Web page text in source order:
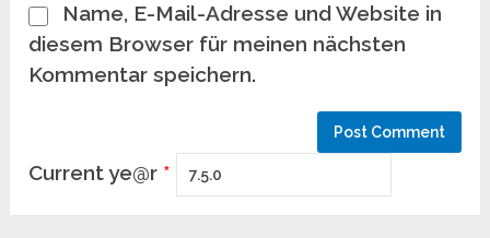
Name, E-Mail-Adresse und Website in
diesem Browser für meinen nächsten
Kommentar speichern.
Current ye@r *